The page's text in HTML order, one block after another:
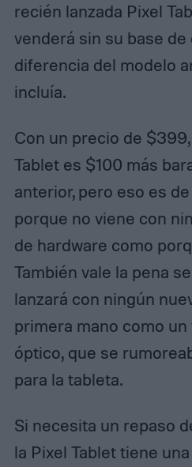
recién lanzada Pixel
venderá sin su base de
diferencia del modelo
incluía.
Con un precio de
Tablet es $100 más
anterior, pero eso es
porque no viene con
de hardware como
También vale la pena
lanzará con ningún
primera mano como
óptico, que se
para la tableta.
Si necesita un repaso
la Pixel Tablet tiene